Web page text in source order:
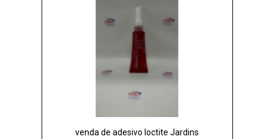
venda de adesivo loctite Jardins